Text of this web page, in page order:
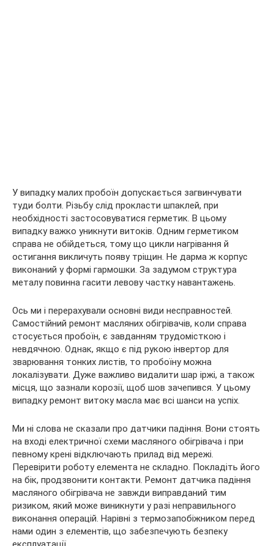
У випадку малих пробоїн допускається загвинчувати
туди болти. Різьбу слід прокласти шпаклей, при
необхідності застосовуватися герметик. В цьому
випадку важко уникнути витоків. Одним герметиком
справа не обійдеться, тому що цикли нагрівання й
остигання викличуть появу тріщин. Не дарма ж корпус
виконаний у формі гармошки. За задумом структура
металу повинна гасити левову частку навантажень.
Ось ми і перерахували основні види несправностей.
Самостійний ремонт масляних обігрівачів, коли справа
стосується пробоїн, є завданням трудомісткою і
невдячною. Однак, якщо є під рукою інвертор для
зварювання тонких листів, то пробоїну можна
локалізувати. Дуже важливо видалити шар іржі, а також
місця, що зазнали корозії, щоб шов зачепився. У цьому
випадку ремонт витоку масла має всі шанси на успіх.
Ми ні слова не сказали про датчики падіння. Вони стоять
на вході електричної схеми масляного обігрівача і при
певному крені відключають прилад від мережі.
Перевірити роботу елемента не складно. Покладіть його
на бік, продзвонити контакти. Ремонт датчика падіння
масляного обігрівача не завжди виправданий тим
ризиком, який може виникнути у разі неправильного
виконання операцій. Нарівні з термозапобіжником перед
нами один з елементів, що забезпечують безпеку